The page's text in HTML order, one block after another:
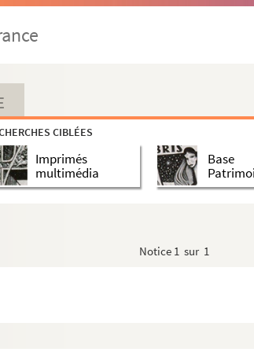
CIBLÉES
Imprimés
multimédia
Base
Notice 1 sur 1
hoc volumine expositio magistri Hugo...